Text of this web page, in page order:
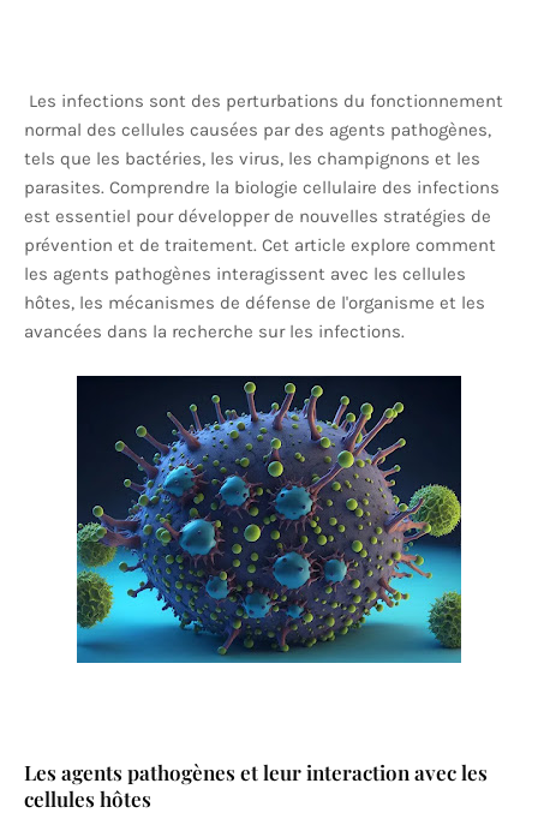
Les infections sont des perturbations du fonctionnement
normal des cellules causées par des agents pathogènes,
tels que les bactéries, les virus, les champignons et les
parasites. Comprendre la biologie cellulaire des infections
est essentiel pour développer de nouvelles stratégies de
prévention et de traitement. Cet article explore comment
les agents pathogènes interagissent avec les cellules
hôtes, les mécanismes de défense de l'organisme et les
avancées dans la recherche sur les infections.
Les agents pathogènes et leur interaction avec les
cellules hôtes